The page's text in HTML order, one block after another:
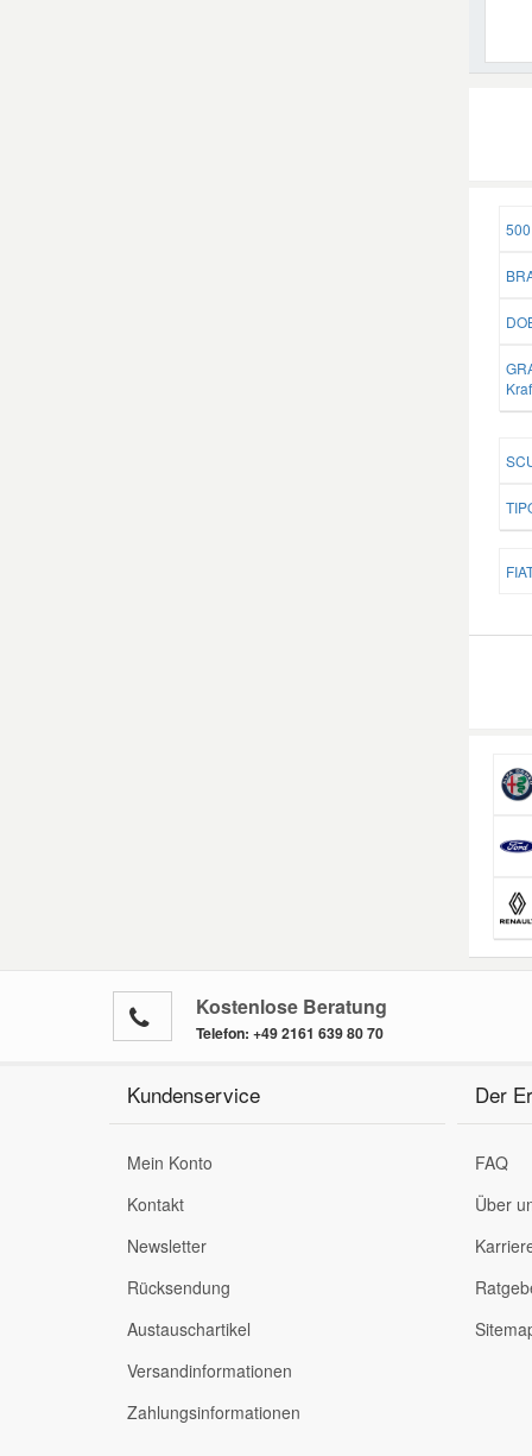
Kostenlose Beratung
Telefon: +49 2161 639 80 70
Kundenservice
Mein Konto
Kontakt
Newsletter
Rücksendung
Austauschartikel
Versandinformationen
Zahlungsinformationen
Der
FAQ
Über